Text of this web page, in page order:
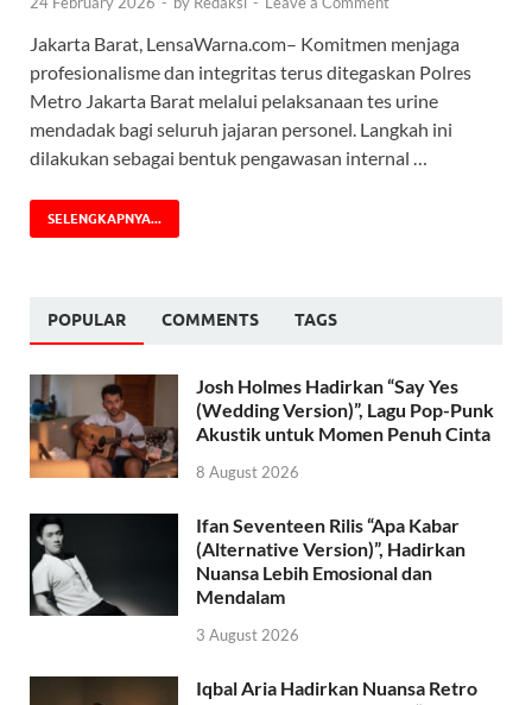
Jakarta Barat, LensaWarna.com– Komitmen menjaga
profesionalisme dan integritas terus ditegaskan Polres
Metro Jakarta Barat melalui pelaksanaan tes urine
mendadak bagi seluruh jajaran personel. Langkah ini
dilakukan sebagai bentuk pengawasan internal …
SELENGKAPNYA...
POPULAR COMMENTS TAGS
Josh Holmes Hadirkan “Say Yes
(Wedding Version)”, Lagu Pop-Punk
Akustik untuk Momen Penuh Cinta
8 August 2026
Ifan Seventeen Rilis “Apa Kabar
(Alternative Version)”, Hadirkan
Nuansa Lebih Emosional dan
Mendalam
3 August 2026
Iqbal Aria Hadirkan Nuansa Retro